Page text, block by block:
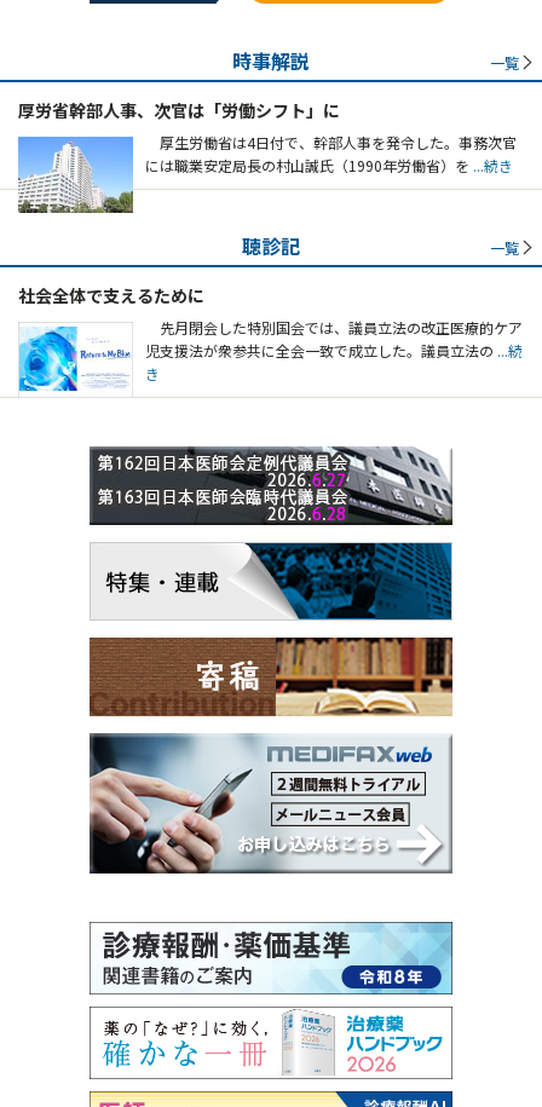
時事解説 一覧
厚労省幹部人事、次官は「労働シフト」に
厚生労働省は4日付で、幹部人事を発令した。事務次官
には職業安定局長の村山誠氏（1990年労働省）を ...続き
聴診記 一覧
社会全体で支えるために
先月閉会した特別国会では、議員立法の改正医療的ケア
児支援法が衆参共に全会一致で成立した。議員立法の ...続
き